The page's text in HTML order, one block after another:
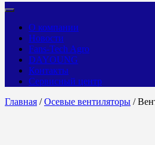
О компании
Новости
Fans-Tech Agro
DAYOUNG
Контакты
Сервисный центр
Главная /Осевые вентиляторы /